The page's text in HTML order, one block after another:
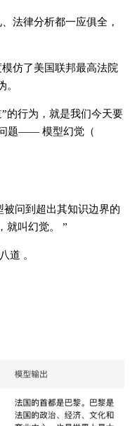
法律分析都一应俱全，
仿了美国联邦最高法院
的行为，就是我们今天要
题—— 模型幻觉（
问到超出其知识边界的
就叫幻觉。 ”
道 。